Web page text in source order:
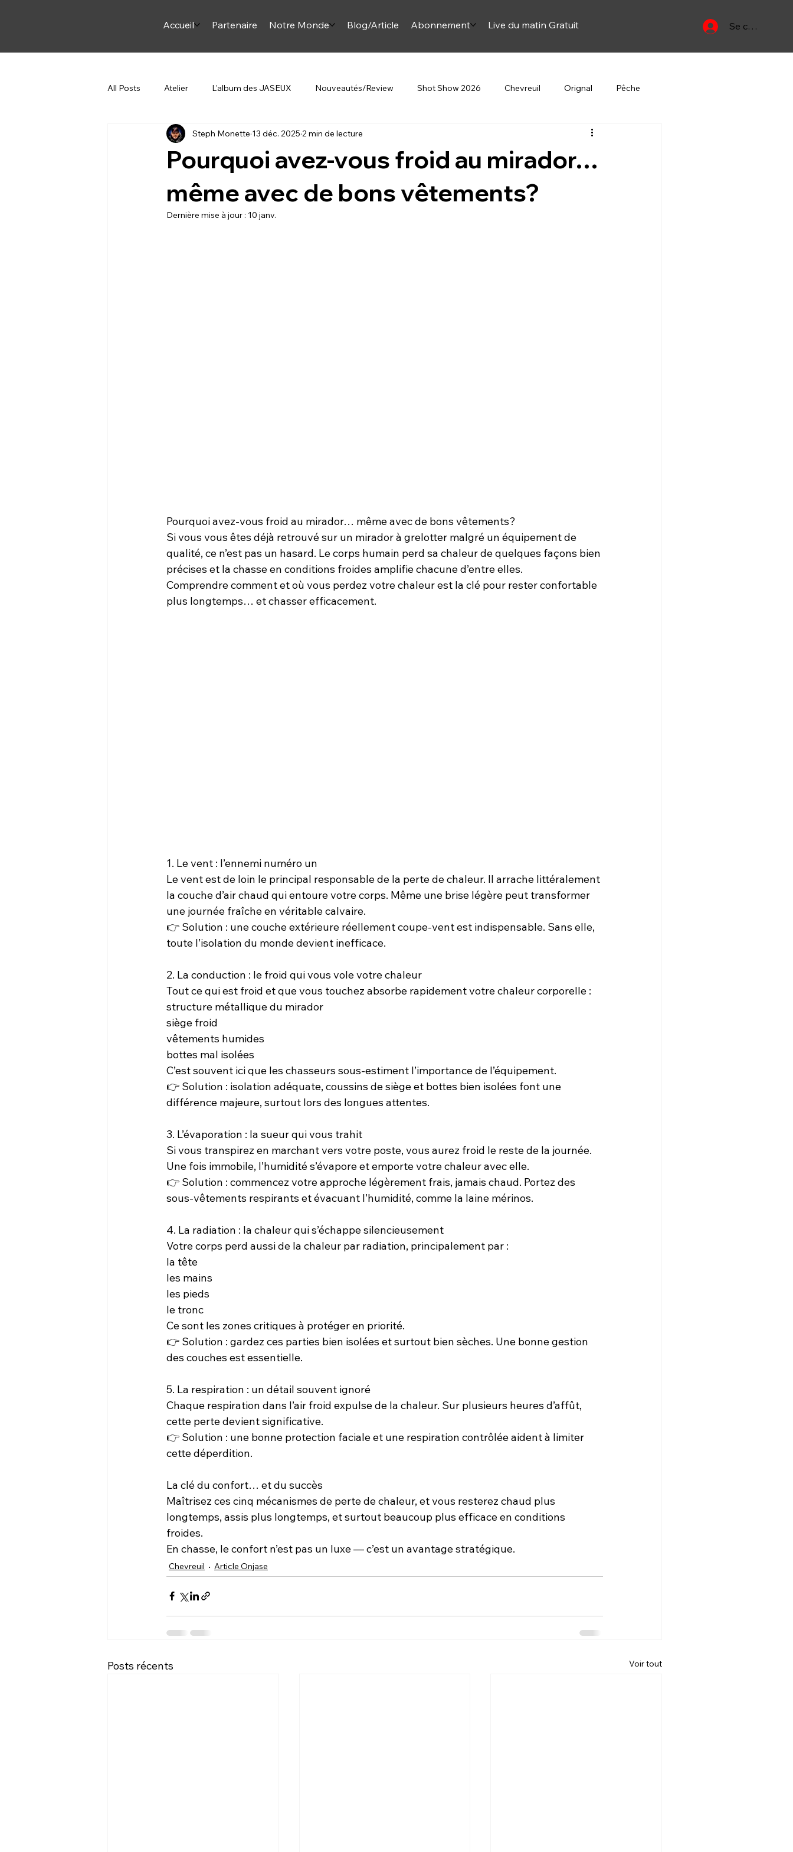
Accueil Partenaire Notre Monde Blog/Article Abonnement Live du matin Gratuit Se connecter
All Posts Atelier L'album des JASEUX Nouveautés/Review Shot Show 2026 Chevreuil Orignal Pêche
Arme et Arc ON JASE Beretta Au Féminin Oiseau migrateur
Pourquoi du comment sur la chasse
Pourquoi avez-vous froid au mirador…
même avec de bons vêtements?
Steph Monette 13 déc. 2025 2 min de lecture
Dernière mise à jour : 10 janv.
Pourquoi avez-vous froid au mirador… même avec de bons vêtements?
Si vous vous êtes déjà retrouvé sur un mirador à grelotter malgré un équipement de
qualité, ce n’est pas un hasard. Le corps humain perd sa chaleur de quelques façons bien
précises et la chasse en conditions froides amplifie chacune d’entre elles.
Comprendre comment et où vous perdez votre chaleur est la clé pour rester confortable
plus longtemps… et chasser efficacement.
1. Le vent : l’ennemi numéro un
Le vent est de loin le principal responsable de la perte de chaleur. Il arrache littéralement
la couche d’air chaud qui entoure votre corps. Même une brise légère peut transformer
une journée fraîche en véritable calvaire.
👉 Solution : une couche extérieure réellement coupe-vent est indispensable. Sans elle,
toute l’isolation du monde devient inefficace.
2. La conduction : le froid qui vous vole votre chaleur
Tout ce qui est froid et que vous touchez absorbe rapidement votre chaleur corporelle :
structure métallique du mirador
siège froid
vêtements humides
bottes mal isolées
C’est souvent ici que les chasseurs sous-estiment l’importance de l’équipement.
👉 Solution : isolation adéquate, coussins de siège et bottes bien isolées font une
différence majeure, surtout lors des longues attentes.
3. L’évaporation : la sueur qui vous trahit
Si vous transpirez en marchant vers votre poste, vous aurez froid le reste de la journée.
Une fois immobile, l’humidité s’évapore et emporte votre chaleur avec elle.
👉 Solution : commencez votre approche légèrement frais, jamais chaud. Portez des
sous-vêtements respirants et évacuant l’humidité, comme la laine mérinos.
4. La radiation : la chaleur qui s’échappe silencieusement
Votre corps perd aussi de la chaleur par radiation, principalement par :
la tête
les mains
les pieds
le tronc
Ce sont les zones critiques à protéger en priorité.
👉 Solution : gardez ces parties bien isolées et surtout bien sèches. Une bonne gestion
des couches est essentielle.
5. La respiration : un détail souvent ignoré
Chaque respiration dans l’air froid expulse de la chaleur. Sur plusieurs heures d’affût,
cette perte devient significative.
👉 Solution : une bonne protection faciale et une respiration contrôlée aident à limiter
cette déperdition.
La clé du confort… et du succès
Maîtrisez ces cinq mécanismes de perte de chaleur, et vous resterez chaud plus
longtemps, assis plus longtemps, et surtout beaucoup plus efficace en conditions
froides.
En chasse, le confort n’est pas un luxe — c’est un avantage stratégique.
Chevreuil Article Onjase
Posts récents Voir tout